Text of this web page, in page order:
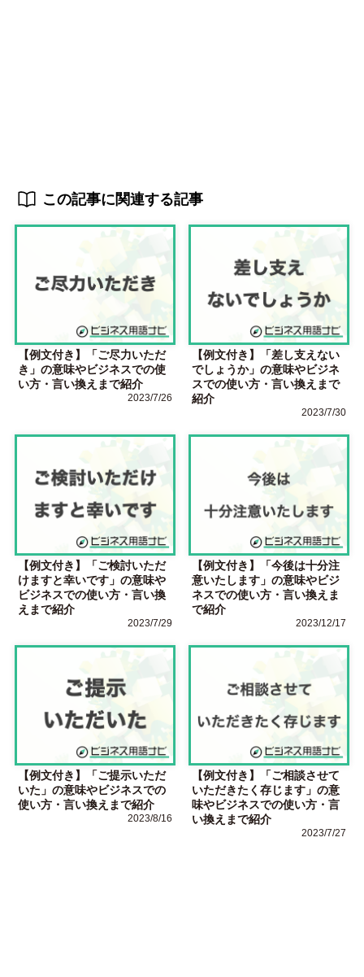
この記事に関連する記事
【例文付き】「ご尽力いただ
き」の意味やビジネスでの使
い方・言い換えまで紹介
2023/7/26
【例文付き】「差し支えない
でしょうか」の意味やビジネ
スでの使い方・言い換えまで
紹介
2023/7/30
【例文付き】「ご検討いただ
けますと幸いです」の意味や
ビジネスでの使い方・言い換
えまで紹介
2023/7/29
【例文付き】「今後は十分注
意いたします」の意味やビジ
ネスでの使い方・言い換えま
で紹介
2023/12/17
【例文付き】「ご提示いただ
いた」の意味やビジネスでの
使い方・言い換えまで紹介
2023/8/16
【例文付き】「ご相談させて
いただきたく存じます」の意
味やビジネスでの使い方・言
い換えまで紹介
2023/7/27